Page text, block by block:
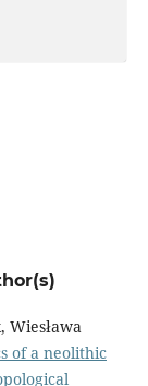
of a neolithic